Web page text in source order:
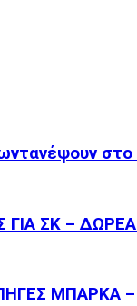
ΣΚ –
ΜΠΑΡΚΑ –